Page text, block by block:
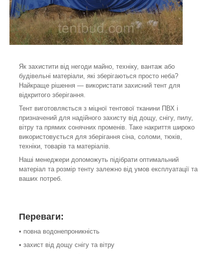
Як захистити від негоди майно, техніку, вантаж або
будівельні матеріали, які зберігаються просто неба?
Найкраще рішення — використати захисний тент для
відкритого зберігання.
Тент виготовляється з міцної тентової тканини ПВХ і
призначений для надійного захисту від дощу, снігу, пилу,
вітру та прямих сонячних променів. Таке накриття широко
використовується для зберігання сіна, соломи, тюків,
техніки, товарів та матеріалів.
Наші менеджери допоможуть підібрати оптимальний
матеріал та розмір тенту залежно від умов експлуатації та
ваших потреб.
Переваги:
• повна водонепроникність
• захист від дощу снігу та вітру